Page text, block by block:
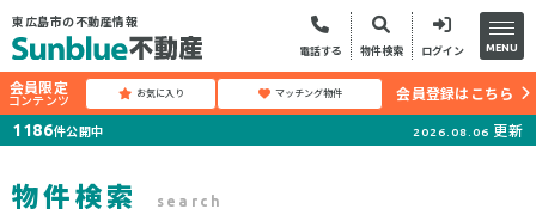
東広島市の不動産情報
電話する 物件検索 ログイン MENU
会員限定
コンテンツ お気に入り マッチング物件 会員登録はこちら
1186件公開中 2026.08.06 更新
物件検索 search